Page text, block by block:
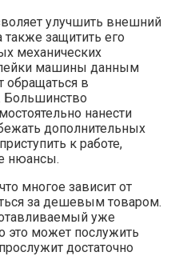
улучшить внешний
также защитить его
механических
машины данным
обращаться в
Большинство
нанести
дополнительных
к работе,
нюансы.
многое зависит от
за дешевым товаром.
уже
это может послужить
достаточно